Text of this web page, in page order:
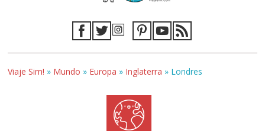
Viaje Sim! » Mundo » Europa » Inglaterra » Londres